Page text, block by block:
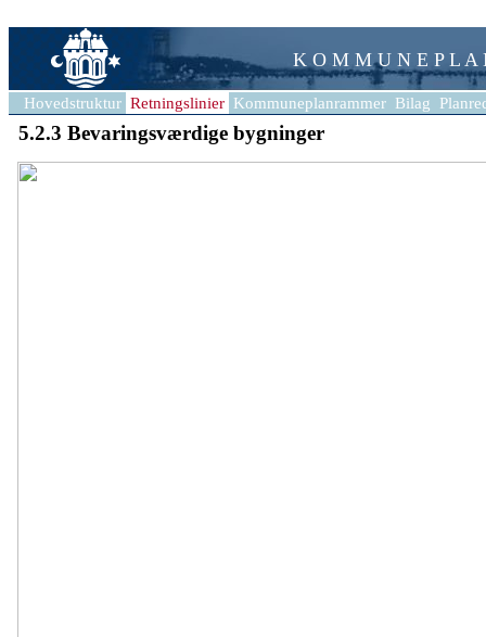
K O M M U N E P L A
Hovedstruktur Retningslinier Kommuneplanrammer Bilag
5.2.3 Bevaringsværdige bygninger